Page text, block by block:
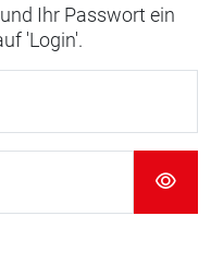
Ihr Passwort ein
'Login'.